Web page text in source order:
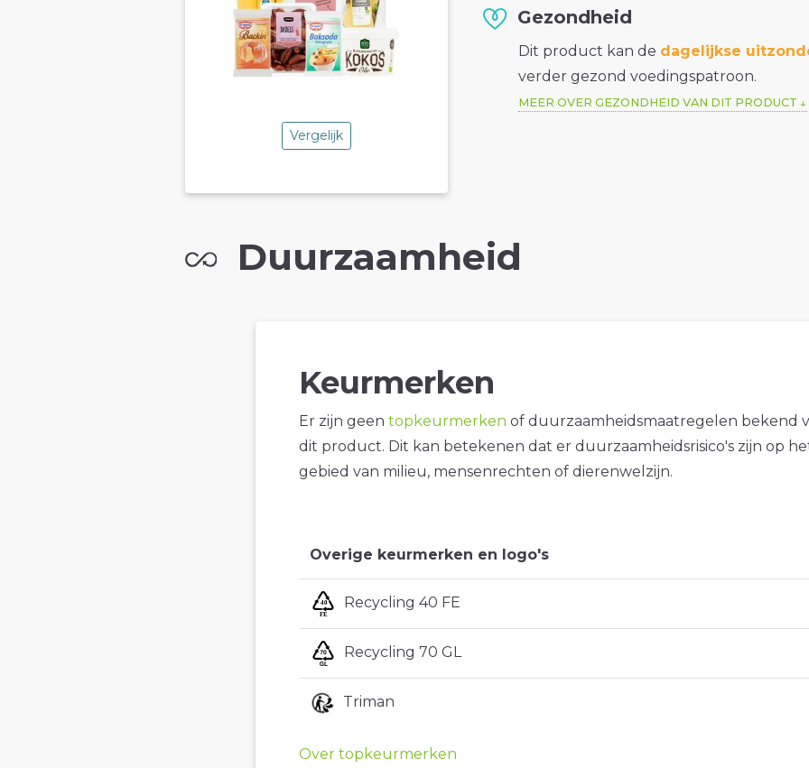
Vergelijk
Gezondheid
Dit product kan de dagelijkse
verder gezond voedingspatroon.
MEER OVER GEZONDHEID VAN DIT PRODUCT
Duurzaamheid
Keurmerken
Er zijn geen topkeurmerken of duurzaamheidsmaatregelen bekend
dit product. Dit kan betekenen dat er duurzaamheidsrisico's zijn op
gebied van milieu, mensenrechten of dierenwelzijn.
Overige keurmerken en logo's
Recycling 40 FE
Recycling 70 GL
Triman
Over topkeurmerken